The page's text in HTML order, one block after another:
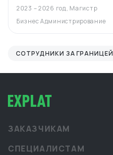
2023 – 2026 год, Магистр
Бизнес Администрирование
СОТРУДНИКИ ЗА ГРАНИЦЕЙ
ЗАКАЗЧИКАМ
СПЕЦИАЛИСТАМ